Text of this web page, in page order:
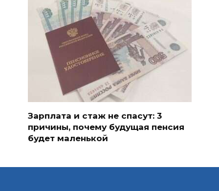
Зарплата и стаж не спасут: 3
причины, почему будущая пенсия
будет маленькой